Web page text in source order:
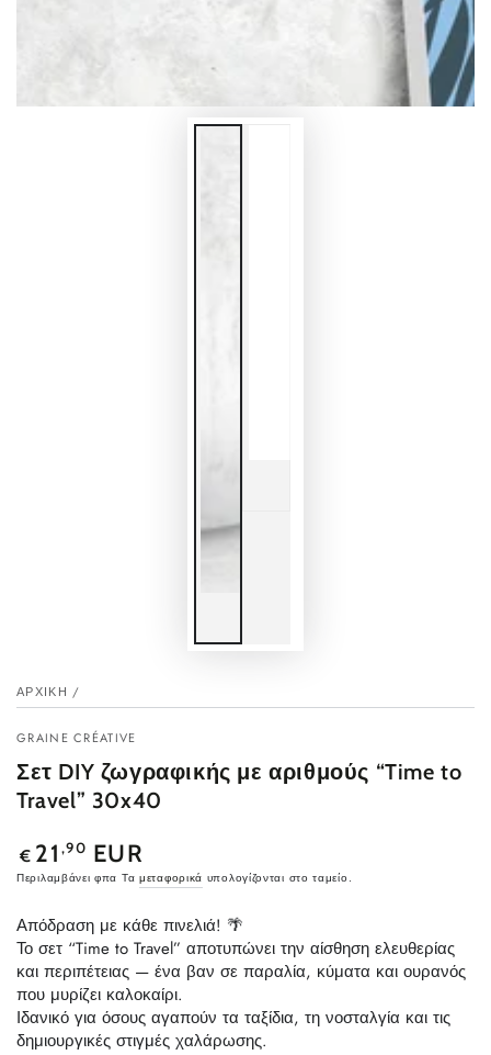
ΑΡΧΙΚΉ /
GRAINE CRÉATIVE
Σετ DIY ζωγραφικής με αριθμούς “Time to
Travel” 30x40
Κανονική
τιμή
€ 21 ,90 EUR
Περιλαμβάνει φπα Τα μεταφορικά υπολογίζονται στο ταμείο.
Απόδραση με κάθε πινελιά! 🌴
Το σετ “Time to Travel” αποτυπώνει την αίσθηση ελευθερίας
και περιπέτειας — ένα βαν σε παραλία, κύματα και ουρανός
που μυρίζει καλοκαίρι.
Ιδανικό για όσους αγαπούν τα ταξίδια, τη νοσταλγία και τις
δημιουργικές στιγμές χαλάρωσης.